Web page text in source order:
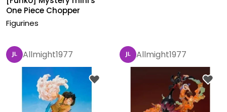
One Piece Chopper
Figurines
Allmight1977 Allmight1977